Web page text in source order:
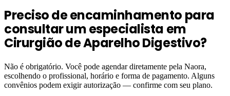
Preciso de encaminhamento para
consultar um especialista em
Cirurgião de Aparelho Digestivo?
Não é obrigatório. Você pode agendar diretamente pela Naora,
escolhendo o profissional, horário e forma de pagamento. Alguns
convênios podem exigir autorização — confirme com seu plano.